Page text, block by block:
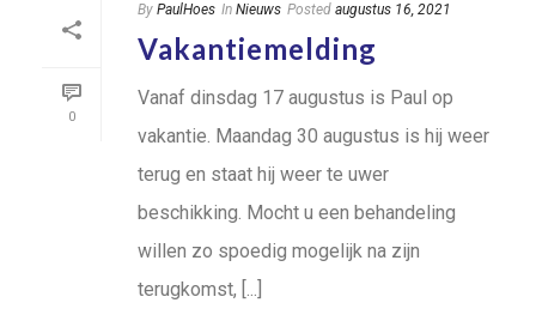
0
By PaulHoes In Nieuws Posted augustus 16, 2021
Vakantiemelding
Vanaf dinsdag 17 augustus is Paul op
vakantie. Maandag 30 augustus is hij weer
terug en staat hij weer te uwer
beschikking. Mocht u een behandeling
willen zo spoedig mogelijk na zijn
terugkomst, [...]